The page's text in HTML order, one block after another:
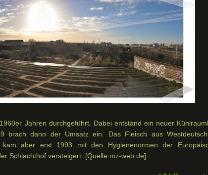
Jahren durchgeführt. Dabei entstand ein neuer
brach dann der Umsatz ein. Das Fleisch aus
aber erst 1993 mit den Hygienenormen der
Schlachthof versteigert. [Quelle:mz-web.de]